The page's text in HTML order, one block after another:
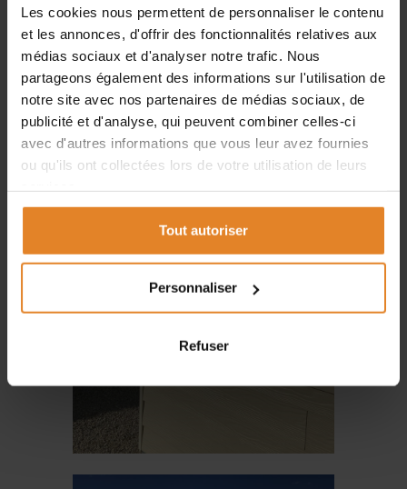
Les cookies nous permettent de personnaliser le contenu
et les annonces, d'offrir des fonctionnalités relatives aux
médias sociaux et d'analyser notre trafic. Nous
partageons également des informations sur l'utilisation de
notre site avec nos partenaires de médias sociaux, de
publicité et d'analyse, qui peuvent combiner celles-ci
avec d'autres informations que vous leur avez fournies
ou qu'ils ont collectées lors de votre utilisation de leurs
Tout autoriser
Personnaliser
Refuser